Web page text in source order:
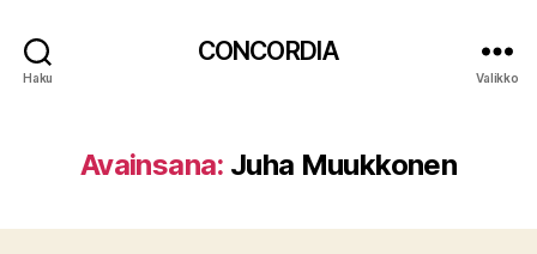
Haku
CONCORDIA
Valikko
Avainsana: Juha Muukkonen